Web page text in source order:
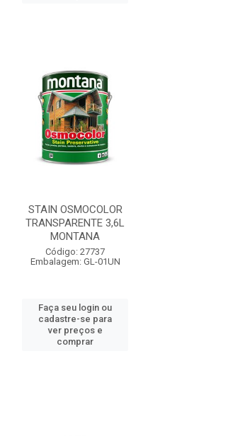
STAIN OSMOCOLOR
TRANSPARENTE 3,6L
MONTANA
Código: 27737
Embalagem: GL-01UN
Faça seu login ou
cadastre-se para
ver preços e
comprar